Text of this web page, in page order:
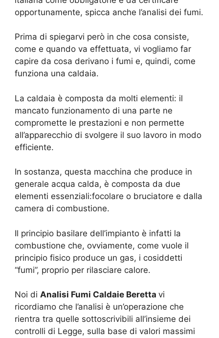
opportunamente, spicca anche l’analisi dei fumi.
Prima di spiegarvi però in che cosa consiste,
come e quando va effettuata, vi vogliamo far
capire da cosa derivano i fumi e, quindi, come
funziona una caldaia.
La caldaia è composta da molti elementi: il
mancato funzionamento di una parte ne
compromette le prestazioni e non permette
all’apparecchio di svolgere il suo lavoro in modo
efficiente.
In sostanza, questa macchina che produce in
generale acqua calda, è composta da due
elementi essenziali:focolare o bruciatore e dalla
camera di combustione.
Il principio basilare dell’impianto è infatti la
combustione che, ovviamente, come vuole il
principio fisico produce un gas, i cosiddetti
“fumi”, proprio per rilasciare calore.
Noi di Analisi Fumi Caldaie Beretta vi
ricordiamo che l’analisi è un’operazione che
rientra tra quelle sottoscrivibili all’insieme dei
controlli di Legge, sulla base di valori massimi